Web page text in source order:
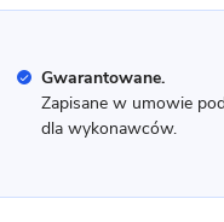
MUROWANY
Gwarantowane.
Zapisane w umowie
dla wykonawców.